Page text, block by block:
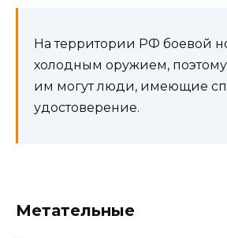
На территории РФ боевой
холодным оружием, поэтому
им могут люди, имеющие
удостоверение.
Метательные